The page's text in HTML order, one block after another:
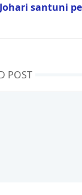
santuni
POST